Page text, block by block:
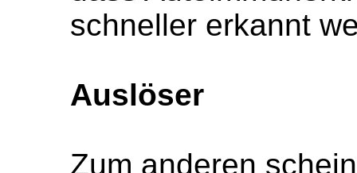
schneller erkannt
Auslöser
Zum anderen